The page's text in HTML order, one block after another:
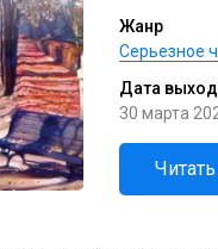
Жанр
Серьезное
Дата
30 марта